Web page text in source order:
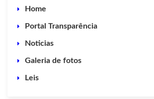
Home
Portal Transparência
Noticias
Galeria de fotos
Leis